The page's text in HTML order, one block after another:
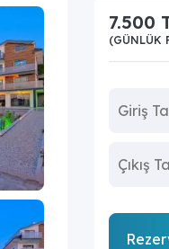
7.500
(GÜNLÜK